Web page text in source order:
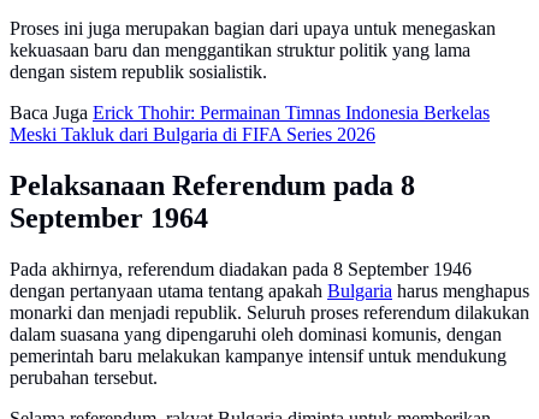
Proses ini juga merupakan bagian dari upaya untuk menegaskan
kekuasaan baru dan menggantikan struktur politik yang lama
dengan sistem republik sosialistik.
Baca Juga Erick Thohir: Permainan Timnas Indonesia Berkelas
Meski Takluk dari Bulgaria di FIFA Series 2026
Pelaksanaan Referendum pada 8
September 1964
Pada akhirnya, referendum diadakan pada 8 September 1946
dengan pertanyaan utama tentang apakah Bulgaria harus menghapus
monarki dan menjadi republik. Seluruh proses referendum dilakukan
dalam suasana yang dipengaruhi oleh dominasi komunis, dengan
pemerintah baru melakukan kampanye intensif untuk mendukung
perubahan tersebut.